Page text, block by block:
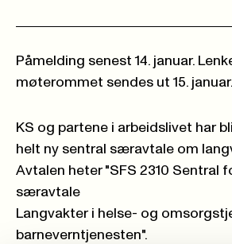
Påmelding senest 14. januar.
møterommet sendes ut 15. januar.
KS og partene i arbeidslivet har
helt ny sentral særavtale om
Avtalen heter "SFS 2310 Sentral
særavtale
Langvakter i helse- og
barneverntjenesten".